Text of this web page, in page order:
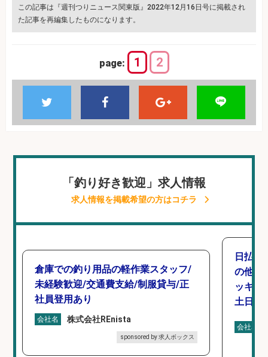
この記事は『週刊つりニュース関東版』2022年12月16日号に掲載され
た記事を再編集したものになります。
page: 1 2
「釣り好き歓迎」求人情報
求人情報を掲載希望の方はコチラ
倉庫での釣り用品の軽作業スタッフ/
未経験歓迎/交通費支給/制服貸与/正
社員登用あり
会社名 株式会社REnista
sponsored by 求人ボックス
日払い
の他/
ッキン
土日休
会社名